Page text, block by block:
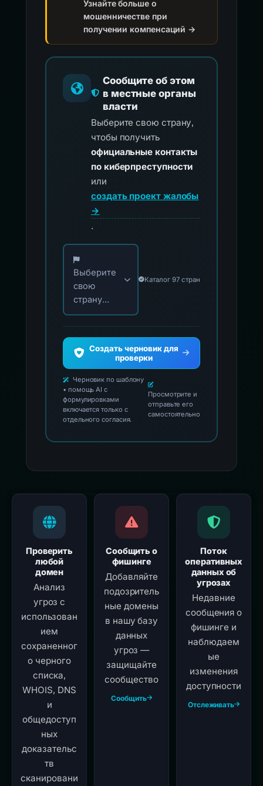
Узнайте больше о
мошенничестве при
получении компенсаций →
Сообщите об этом
в местные органы
власти
Выберите свою страну,
чтобы получить
официальные контакты
по киберпреступности
или
создать проект жалобы
→
.
Выберите свою страну для официальных
Выберите
свою
страну...
Каталог 97 стран
Создать черновик для
проверки
Черновик по шаблону
• помощь AI с
формулировками
включается только с
отдельного согласия.
Просмотрите и
отправьте его
самостоятельно
Проверить
любой
домен
Анализ
угроз с
использован
ием
сохраненног
о черного
списка,
WHOIS, DNS
и
общедоступ
ных
доказательс
тв
сканировани
Сообщить о
фишинге
Добавляйте
подозритель
ные домены
в нашу базу
данных
угроз —
защищайте
сообщество
Сообщить
Поток
оперативных
данных об
угрозах
Недавние
сообщения о
фишинге и
наблюдаем
ые
изменения
доступности
Отслеживать